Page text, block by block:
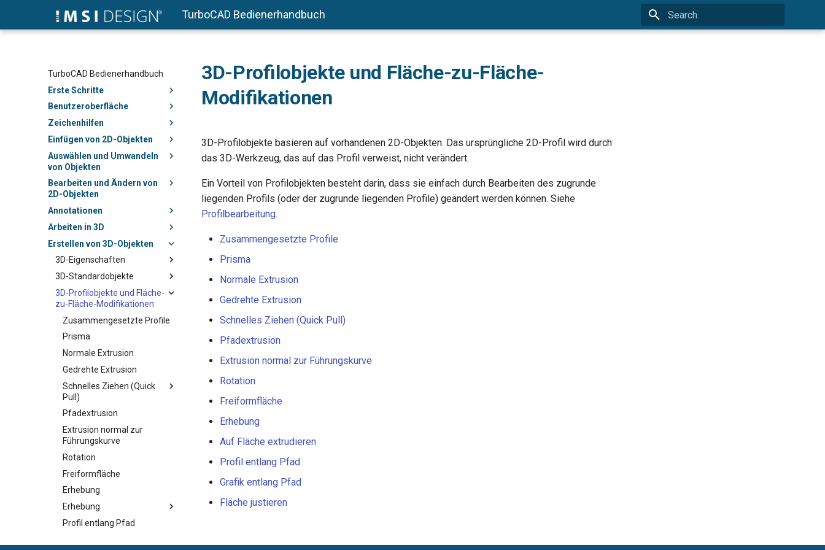
TurboCAD Bedienerhandbuch
TurboCAD Bedienerhandbuch
Erste Schritte
Benutzeroberfläche
Zeichenhilfen
Einfügen von 2D-Objekten
Auswählen und Umwandeln
von Objekten
Bearbeiten und Ändern von
2D-Objekten
Annotationen
Arbeiten in 3D
Erstellen von 3D-Objekten
3D-Eigenschaften
3D-Standardobjekte
3D-Profilobjekte und Fläche-
zu-Fläche-Modifikationen
Zusammengesetzte Profile
Prisma
Normale Extrusion
Gedrehte Extrusion
Schnelles Ziehen (Quick
Pull)
Pfadextrusion
Extrusion normal zur
Führungskurve
Rotation
Freiformfläche
Erhebung
Erhebung
Profil entlang Pfad
3D-Profilobjekte und Fläche-zu-Fläche-
Modifikationen
3D-Profilobjekte basieren auf vorhandenen 2D-Objekten. Das ursprüngliche 2D-Profil wird durch
das 3D-Werkzeug, das auf das Profil verweist, nicht verändert.
Ein Vorteil von Profilobjekten besteht darin, dass sie einfach durch Bearbeiten des zugrunde
liegenden Profils (oder der zugrunde liegenden Profile) geändert werden können. Siehe
Profilbearbeitung.
Zusammengesetzte Profile
Prisma
Normale Extrusion
Gedrehte Extrusion
Schnelles Ziehen (Quick Pull)
Pfadextrusion
Extrusion normal zur Führungskurve
Rotation
Freiformfläche
Erhebung
Auf Fläche extrudieren
Profil entlang Pfad
Grafik entlang Pfad
Fläche justieren